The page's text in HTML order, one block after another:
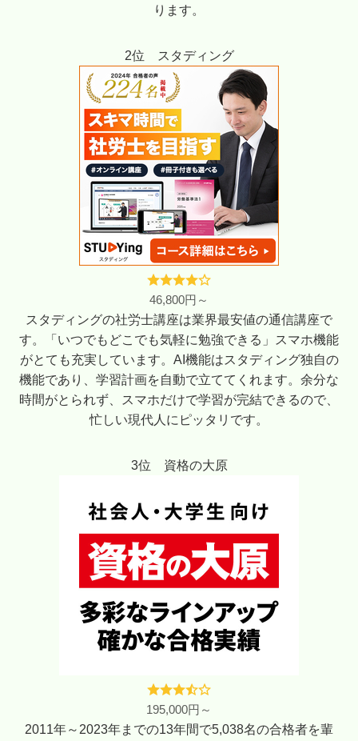
ります。
2位 スタディング
46,800円～
スタディングの社労士講座は業界最安値の通信講座で
す。「いつでもどこでも気軽に勉強できる」スマホ機能
がとても充実しています。AI機能はスタディング独自の
機能であり、学習計画を自動で立ててくれます。余分な
時間がとられず、スマホだけで学習が完結できるので、
忙しい現代人にピッタリです。
3位 資格の大原
195,000円～
2011年～2023年までの13年間で5,038名の合格者を輩